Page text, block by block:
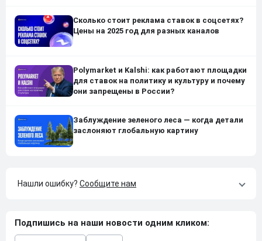
Сколько стоит реклама ставок в соцсетях?
Цены на 2025 год для разных каналов
Polymarket и Kalshi: как работают площадки
для ставок на политику и культуру и почему
они запрещены в России?
Заблуждение зеленого леса — когда детали
заслоняют глобальную картину
Нашли ошибку? Сообщите нам
Подпишись на наши новости одним кликом: